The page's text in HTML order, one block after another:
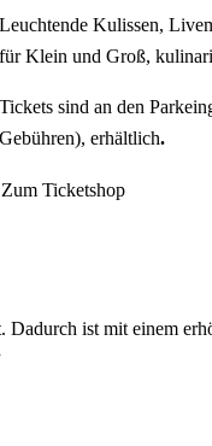
Leuchtende Kulissen,
für Klein und Groß,
Tickets sind an den
Gebühren), erhältlich.
Zum Ticketshop
ist mit einem